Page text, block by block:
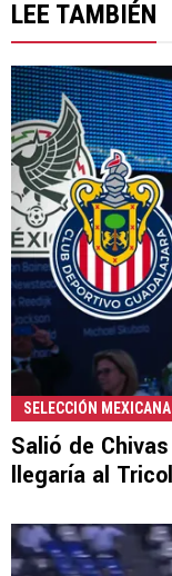
LEE TAMBIÉN
SELECCIÓN MEXICANA
Salió de
llegaría al